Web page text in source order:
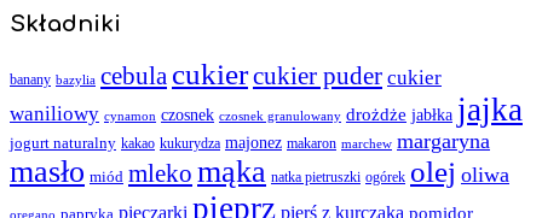
Składniki
banany bazylia cebula cukiercukier puder cukier
waniliowy cynamon czosnek czosnek granulowany drożdże jabłka jajka
jogurt naturalny kakao kukurydza majonez makaron marchew margaryna
masło miód mleko mąka natka pietruszki ogórek olej oliwa
oregano papryka pieczarki pieprz pierś z kurczaka pomidor